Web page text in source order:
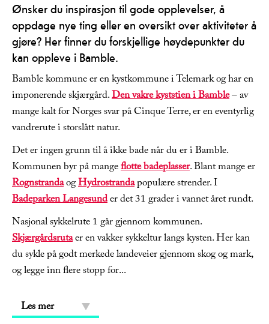
Ønsker du inspirasjon til gode opplevelser, å
oppdage nye ting eller en oversikt over aktiviteter å
gjøre? Her finner du forskjellige høydepunkter du
kan oppleve i Bamble.
Bamble kommune er en kystkommune i Telemark og har en
imponerende skjærgård.Den vakre kyststien i Bamble– av
mange kalt for Norges svar på Cinque Terre, er en eventyrlig
vandrerute i storslått natur.
Det er ingen grunn til å ikke bade når du er i Bamble.
Kommunen byr på mangeflotte badeplasser. Blant mange er
RognstrandaogHydrostrandapopulære strender. I
Badeparken Langesunder det 31 grader i vannet året rundt.
Nasjonal sykkelrute 1 går gjennom kommunen.
Skjærgårdsrutaer en vakker sykkeltur langs kysten. Her kan
du sykle på godt merkede landeveier gjennom skog og mark,
og legge inn flere stopp for...
Les mer